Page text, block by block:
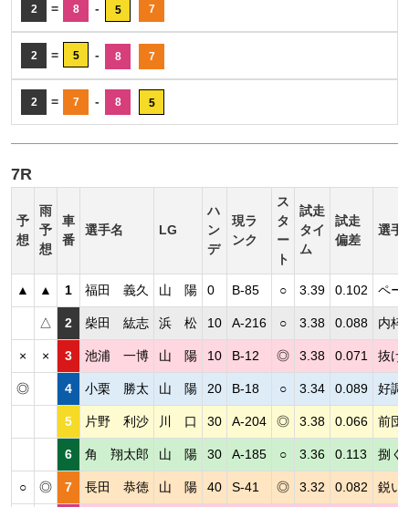
2 = 8 - 5 7
2 = 5 - 8 7
2 = 7 - 8 5
7R
予
想
雨
予
想
車
番
選手名 LG
ハ
ン
デ
現ラ
ンク
ス
タ
ー
ト
試走
タイ
ム
試走
偏差
選手
▲ ▲ 1 福田 義久 山 陽 0 B-85 ○ 3.39 0.102 ペー
△ 2 柴田 紘志 浜 松 10 A-216 ○ 3.38 0.088 内枠
× × 3 池浦 一博 山 陽 10 B-12 ◎ 3.38 0.071 抜け
◎ 4 小栗 勝太 山 陽 20 B-18 ○ 3.34 0.089 好調
5 片野 利沙 川 口 30 A-204 ◎ 3.38 0.066 前団
6 角 翔太郎 山 陽 30 A-185 ○ 3.36 0.113 捌く
○ ◎ 7 長田 恭徳 山 陽 40 S-41 ◎ 3.32 0.082 鋭い